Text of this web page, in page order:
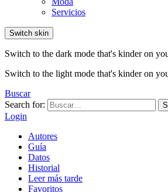
Servicios
Switch skin
Switch to the dark mode that's kinder on
Switch to the light mode that's kinder on
Buscar
Search for:
Login
Autores
Guía
Datos
Historial
Leer más tarde
Favoritos